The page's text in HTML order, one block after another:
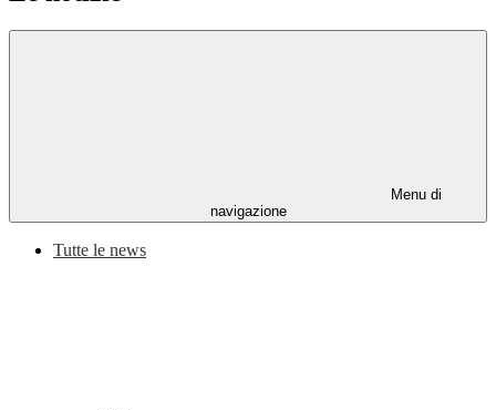
Menu di
navigazione
Tutte le news